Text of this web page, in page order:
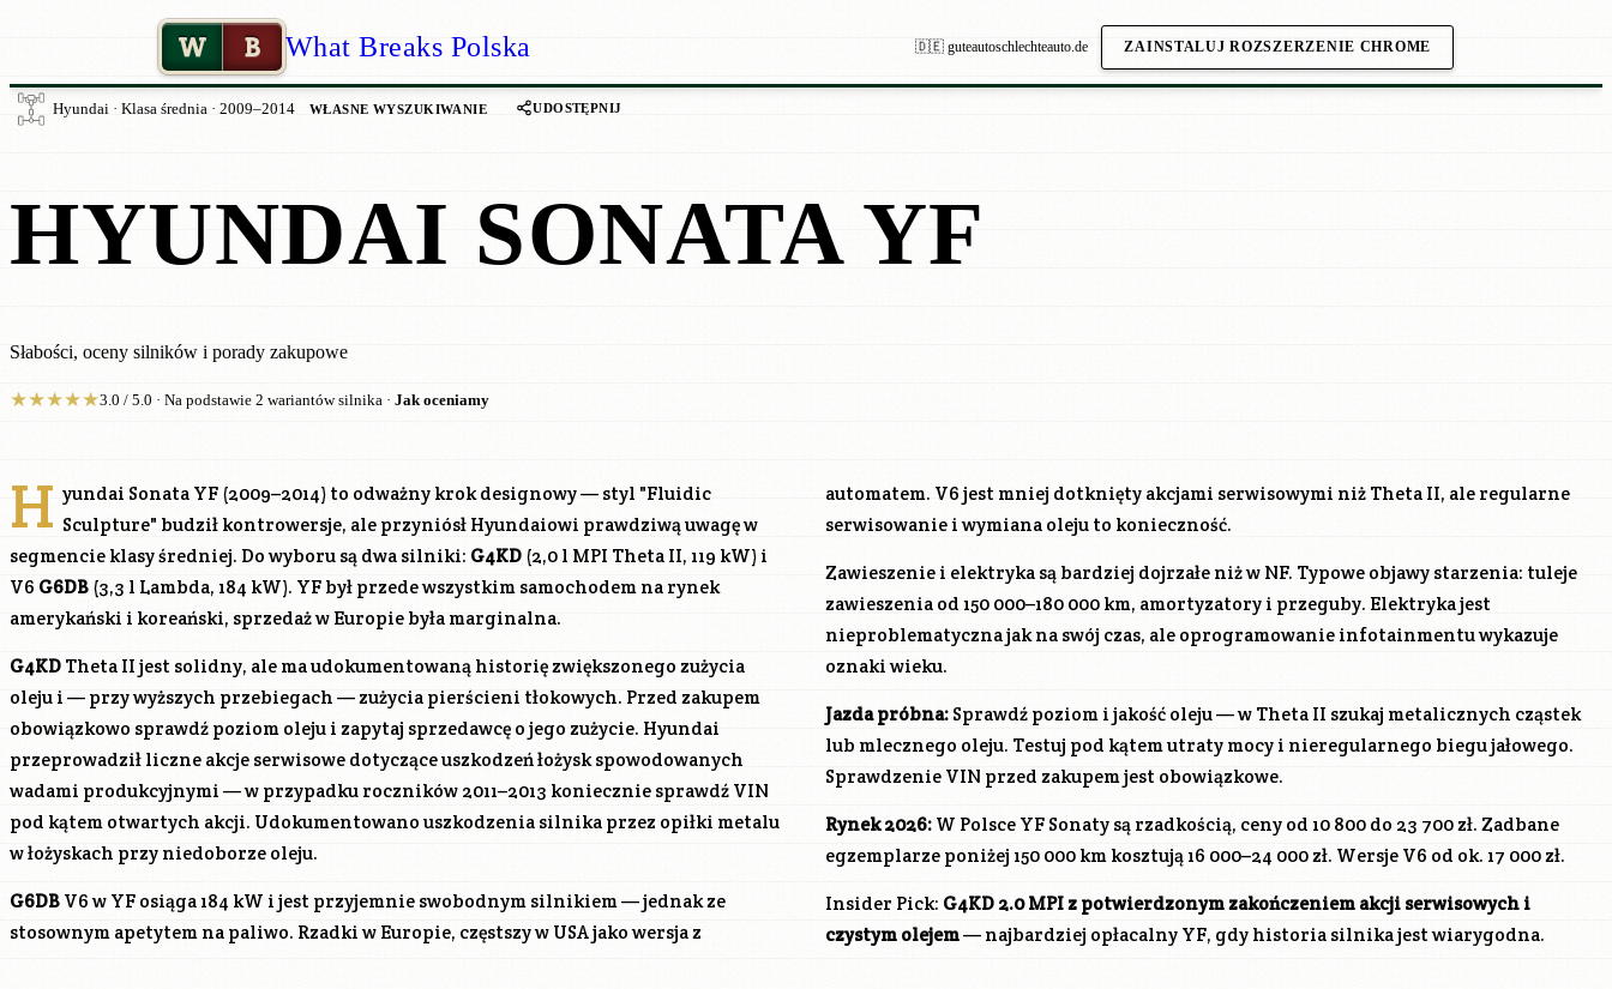
W B What Breaks Polska 🇩🇪 guteautoschlechteauto.de ZAINSTALUJ ROZSZERZENIE CHROME
Hyundai · Klasa średnia · 2009–2014 WŁASNE WYSZUKIWANIE UDOSTĘPNIJ
HYUNDAI SONATA YF
Słabości, oceny silników i porady zakupowe
★★★★★3.0 / 5.0 · Na podstawie 2 wariantów silnika · Jak oceniamy
H yundai Sonata YF (2009–2014) to odważny krok designowy — styl "Fluidic
Sculpture" budził kontrowersje, ale przyniósł Hyundaiowi prawdziwą uwagę w
segmencie klasy średniej. Do wyboru są dwa silniki: G4KD (2,0 l MPI Theta II, 119 kW) i
V6 G6DB (3,3 l Lambda, 184 kW). YF był przede wszystkim samochodem na rynek
amerykański i koreański, sprzedaż w Europie była marginalna.
G4KD Theta II jest solidny, ale ma udokumentowaną historię zwiększonego zużycia
oleju i — przy wyższych przebiegach — zużycia pierścieni tłokowych. Przed zakupem
obowiązkowo sprawdź poziom oleju i zapytaj sprzedawcę o jego zużycie. Hyundai
przeprowadził liczne akcje serwisowe dotyczące uszkodzeń łożysk spowodowanych
wadami produkcyjnymi — w przypadku roczników 2011–2013 koniecznie sprawdź VIN
pod kątem otwartych akcji. Udokumentowano uszkodzenia silnika przez opiłki metalu
w łożyskach przy niedoborze oleju.
G6DB V6 w YF osiąga 184 kW i jest przyjemnie swobodnym silnikiem — jednak ze
stosownym apetytem na paliwo. Rzadki w Europie, częstszy w USA jako wersja z
automatem. V6 jest mniej dotknięty akcjami serwisowymi niż Theta II, ale regularne
serwisowanie i wymiana oleju to konieczność.
Zawieszenie i elektryka są bardziej dojrzałe niż w NF. Typowe objawy starzenia: tuleje
zawieszenia od 150 000–180 000 km, amortyzatory i przeguby. Elektryka jest
nieproblematyczna jak na swój czas, ale oprogramowanie infotainmentu wykazuje
oznaki wieku.
Jazda próbna: Sprawdź poziom i jakość oleju — w Theta II szukaj metalicznych cząstek
lub mlecznego oleju. Testuj pod kątem utraty mocy i nieregularnego biegu jałowego.
Sprawdzenie VIN przed zakupem jest obowiązkowe.
Rynek 2026: W Polsce YF Sonaty są rzadkością, ceny od 10 800 do 23 700 zł. Zadbane
egzemplarze poniżej 150 000 km kosztują 16 000–24 000 zł. Wersje V6 od ok. 17 000 zł.
Insider Pick: G4KD 2.0 MPI z potwierdzonym zakończeniem akcji serwisowych i
czystym olejem— najbardziej opłacalny YF, gdy historia silnika jest wiarygodna.